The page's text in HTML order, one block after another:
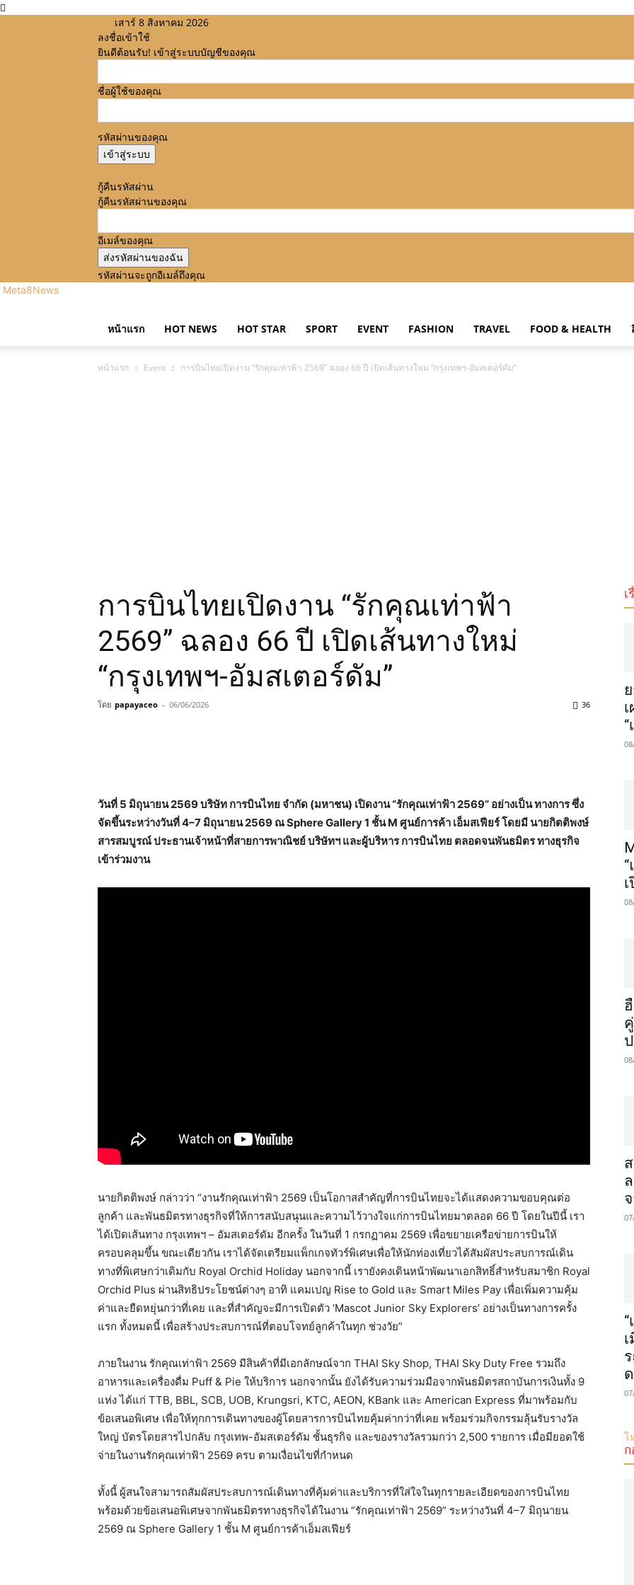
เสาร์ 8 สิงหาคม 2026
ลงชื่อเข้าใช้
ยินดีต้อนรับ! เข้าสู่ระบบบัญชีของคุณ
ชื่อผู้ใช้ของคุณ
รหัสผ่านของคุณ
กู้คืนรหัสผ่าน
กู้คืนรหัสผ่านของคุณ
อีเมล์ของคุณ
รหัสผ่านจะถูกอีเมล์ถึงคุณ
Meta8News
หน้าแรก HOT NEWS HOT STAR SPORT EVENT FASHION TRAVEL FOOD & HEALTH
หน้าแรก Event การบินไทยเปิดงาน “รักคุณเท่าฟ้า 2569” ฉลอง 66 ปี เปิดเส้นทางใหม่ “กรุงเทพฯ-อัมสเตอร์ดัม”
การบินไทยเปิดงาน “รักคุณเท่าฟ้า
2569” ฉลอง 66 ปี เปิดเส้นทางใหม่
“กรุงเทพฯ-อัมสเตอร์ดัม”
โดย papayaceo - 06/06/2026 36
วันที่ 5 มิถุนายน 2569 บริษัท การบินไทย จำกัด (มหาชน) เปิดงาน “รักคุณเท่าฟ้า 2569” อย่างเป็น ทางการ ซึ่ง
จัดขึ้นระหว่างวันที่ 4–7 มิถุนายน 2569 ณ Sphere Gallery 1 ชั้น M ศูนย์การค้า เอ็มสเฟียร์ โดยมี นายกิตติพงษ์
สารสมบูรณ์ ประธานเจ้าหน้าที่สายการพาณิชย์ บริษัทฯ และผู้บริหาร การบินไทย ตลอดจนพันธมิตร ทางธุรกิจ
เข้าร่วมงาน
นายกิตติพงษ์ กล่าวว่า “งานรักคุณเท่าฟ้า 2569 เป็นโอกาสสำคัญที่การบินไทยจะได้แสดงความขอบคุณต่อ
ลูกค้า และพันธมิตรทางธุรกิจที่ให้การสนับสนุนและความไว้วางใจแก่การบินไทยมาตลอด 66 ปี โดยในปีนี้ เรา
ได้เปิดเส้นทาง กรุงเทพฯ – อัมสเตอร์ดัม อีกครั้ง ในวันที่ 1 กรกฏาคม 2569 เพื่อขยายเครือข่ายการบินให้
ครอบคลุมขึ้น ขณะเดียวกัน เราได้จัดเตรียมแพ็กเกจทัวร์พิเศษเพื่อให้นักท่องเที่ยวได้สัมผัสประสบการณ์เดิน
ทางที่พิเศษกว่าเดิมกับ Royal Orchid Holiday นอกจากนี้ เรายังคงเดินหน้าพัฒนาเอกสิทธิ์สำหรับสมาชิก Royal
Orchid Plus ผ่านสิทธิประโยชน์ต่างๆ อาทิ แคมเปญ Rise to Gold และ Smart Miles Pay เพื่อเพิ่มความคุ้ม
ค่าและยืดหยุ่นกว่าที่เคย และที่สำคัญจะมีการเปิดตัว ‘Mascot Junior Sky Explorers’ อย่างเป็นทางการครั้ง
แรก ทั้งหมดนี้ เพื่อสร้างประสบการณ์ที่ตอบโจทย์ลูกค้าในทุก ช่วงวัย”
ภายในงาน รักคุณเท่าฟ้า 2569 มีสินค้าที่มีเอกลักษณ์จาก THAI Sky Shop, THAI Sky Duty Free รวมถึง
อาหารและเครื่องดื่ม Puff & Pie ให้บริการ นอกจากนั้น ยังได้รับความร่วมมือจากพันธมิตรสถาบันการเงินทั้ง 9
แห่ง ได้แก่ TTB, BBL, SCB, UOB, Krungsri, KTC, AEON, KBank และ American Express ที่มาพร้อมกับ
ข้อเสนอพิเศษ เพื่อให้ทุกการเดินทางของผู้โดยสารการบินไทยคุ้มค่ากว่าที่เคย พร้อมร่วมกิจกรรมลุ้นรับรางวัล
ใหญ่ บัตรโดยสารไปกลับ กรุงเทพ-อัมสเตอร์ดัม ชั้นธุรกิจ และของรางวัลรวมกว่า 2,500 รายการ เมื่อมียอดใช้
จ่ายในงานรักคุณเท่าฟ้า 2569 ครบ ตามเงื่อนไขที่กำหนด
ทั้งนี้ ผู้สนใจสามารถสัมผัสประสบการณ์เดินทางที่คุ้มค่าและบริการที่ใส่ใจในทุกรายละเอียดของการบินไทย
พร้อมด้วยข้อเสนอพิเศษจากพันธมิตรทางธุรกิจได้ในงาน “รักคุณเท่าฟ้า 2569” ระหว่างวันที่ 4–7 มิถุนายน
2569 ณ Sphere Gallery 1 ชั้น M ศูนย์การค้าเอ็มสเฟียร์
เ
โ